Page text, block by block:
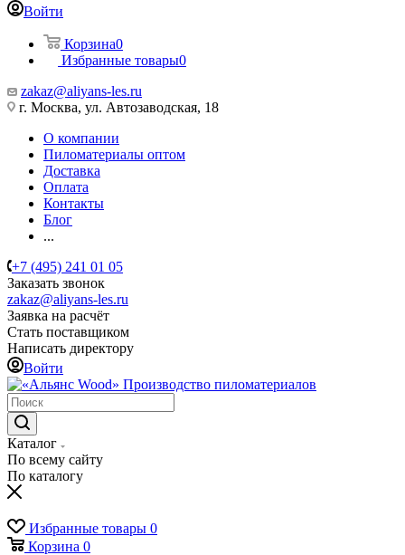
Войти
Корзина0
Избранные товары0
zakaz@aliyans-les.ru
г. Москва, ул. Автозаводская, 18
О компании
Пиломатериалы оптом
Доставка
Оплата
Контакты
Блог
...
+7 (495) 241 01 05
Заказать звонок
zakaz@aliyans-les.ru
Заявка на расчёт
Стать поставщиком
Написать директору
Войти
Производство пиломатериалов
Каталог
По всему сайту
По каталогу
Избранные товары 0
Корзина 0